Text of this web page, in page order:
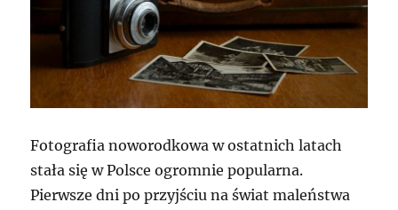
Fotografia noworodkowa w ostatnich latach
stała się w Polsce ogromnie popularna.
Pierwsze dni po przyjściu na świat maleństwa